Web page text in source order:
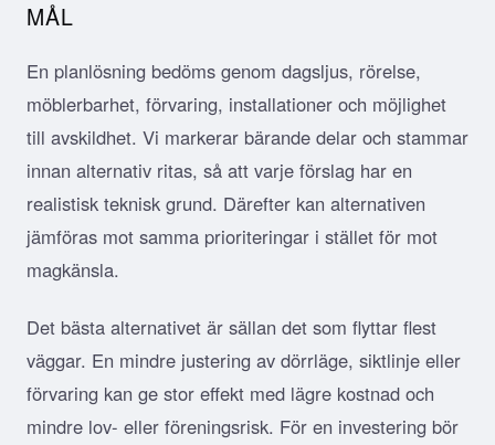
MÅL
En planlösning bedöms genom dagsljus, rörelse,
möblerbarhet, förvaring, installationer och möjlighet
till avskildhet. Vi markerar bärande delar och stammar
innan alternativ ritas, så att varje förslag har en
realistisk teknisk grund. Därefter kan alternativen
jämföras mot samma prioriteringar i stället för mot
magkänsla.
Det bästa alternativet är sällan det som flyttar flest
väggar. En mindre justering av dörrläge, siktlinje eller
förvaring kan ge stor effekt med lägre kostnad och
mindre lov- eller föreningsrisk. För en investering bör